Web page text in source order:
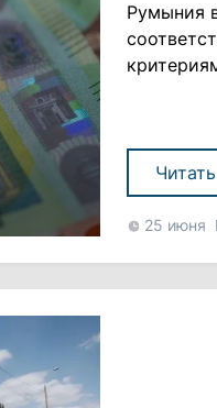
Румыния
ситуации
страны
25 июня